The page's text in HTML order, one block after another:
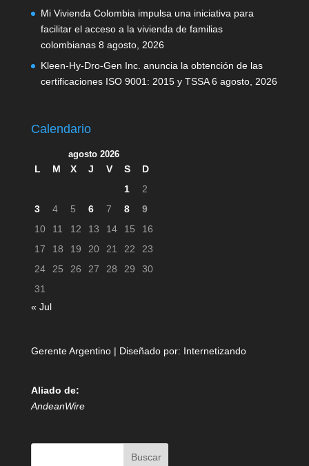
Mi Vivienda Colombia impulsa una iniciativa para
facilitar el acceso a la vivienda de familias
colombianas 8 agosto, 2026
Kleen-Hy-Dro-Gen Inc. anuncia la obtención de las
certificaciones ISO 9001: 2015 y TSSA 6 agosto, 2026
Calendario
agosto 2026
L M X J V S
D
1
2
3
4 5 6 7 8
9
10
11 12 13 14 15
16
17
18 19 20 21 22
23
24
25 26 27 28 29
30
31
« Jul
Gerente Argentino | Diseñado por: Internetizando
Aliado de:
AndeanWire